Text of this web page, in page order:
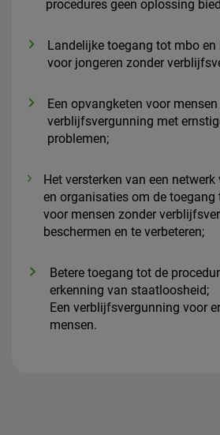
procedures geen oplossing
Landelijke toegang tot mbo
voor jongeren zonder
Een opvangketen voor
verblijfsvergunning met
problemen;
Het versterken van een
en organisaties om de toegang
voor mensen zonder
beschermen en te verbeteren;
Betere toegang tot de
erkenning van staatloosheid;
Een verblijfsvergunning voor
mensen.